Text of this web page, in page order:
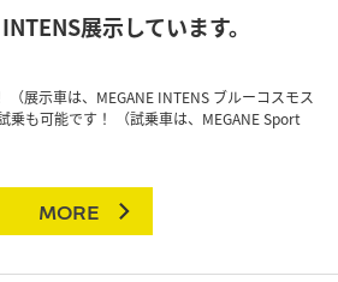
展示しています。
展示車は、MEGANE INTENS ブルーコスモス
乗も可能です！ （試乗車は、MEGANE Sport
MORE